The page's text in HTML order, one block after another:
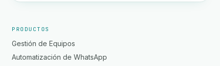
PRODUCTOS
Gestión de Equipos
Automatización de WhatsApp